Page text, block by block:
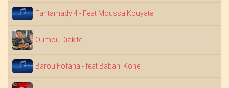
Fantamady 4 - Feat Moussa Kouyate
Oumou Diakité
Barou Fofana - feat Babani Koné